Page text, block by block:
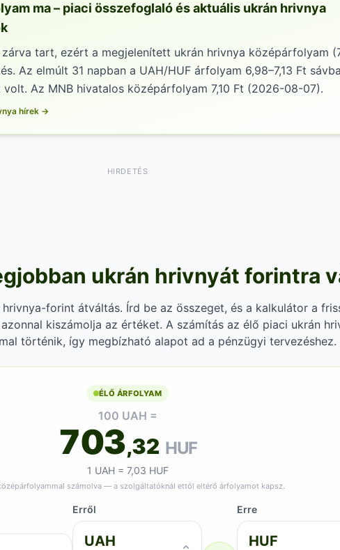
ma – piaci összefoglaló és aktuális ukrán hrivnya
tart, ezért a megjelenített ukrán hrivnya középárfolyam
Az elmúlt 31 napban a UAH/HUF árfolyam 6,98–7,13 Ft
Az MNB hivatalos középárfolyam 7,10 Ft (2026-08-07).
hírek →
HIRDETÉS
ukrán hrivnyát forintra
forint átváltás. Írd be az összeget, és a kalkulátor a
kiszámolja az értéket. A számítás az élő piaci ukrán
történik, így megbízható alapot ad a pénzügyi tervezéshez.
ÉLŐ ÁRFOLYAM
100 UAH =
703,32 HUF
1 UAH = 7,03 HUF
számolva — a szolgáltatóknál ettől eltérő árfolyamot kapsz.
Erről
UAH
Erre
HUF